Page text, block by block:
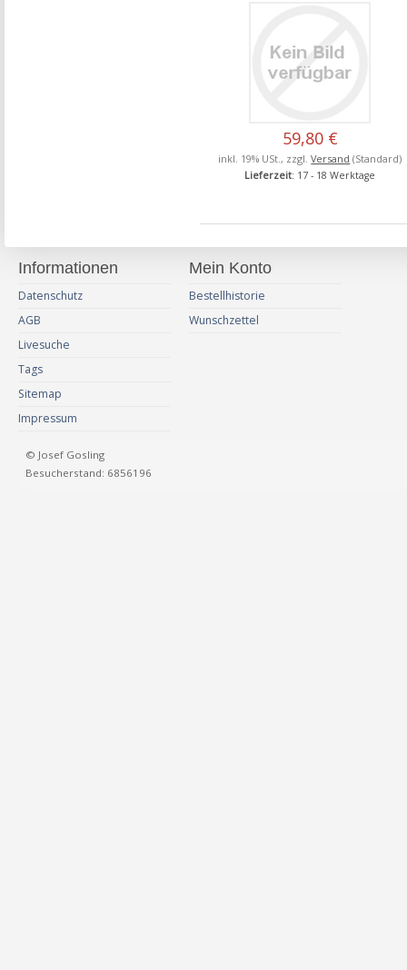
59,80 €
inkl. 19% USt., zzgl.Versand (Standard)
Lieferzeit: 17 - 18 Werktage
Informationen
Datenschutz
AGB
Livesuche
Tags
Sitemap
Impressum
Mein Konto
Bestellhistorie
Wunschzettel
© Josef Gosling
Besucherstand: 6856196